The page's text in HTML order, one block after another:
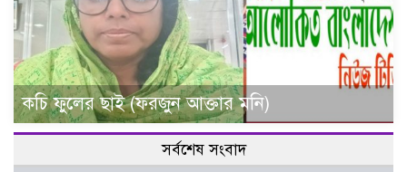
কচি ফুলের ছাই (ফরজুন আক্তার মনি)
সর্বশেষ সংবাদ